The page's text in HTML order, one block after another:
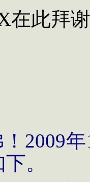
在此拜
2009年
。